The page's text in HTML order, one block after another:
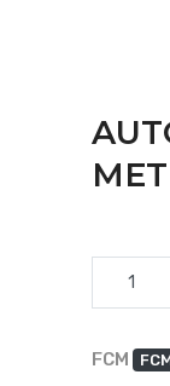
Cantitate
FCM